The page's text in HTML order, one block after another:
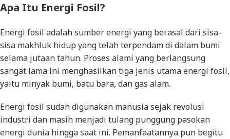
Apa Itu Energi Fosil?
Energi fosil adalah sumber energi yang berasal dari sisa-
sisa makhluk hidup yang telah terpendam di dalam bumi
selama jutaan tahun. Proses alami yang berlangsung
sangat lama ini menghasilkan tiga jenis utama energi fosil,
yaitu minyak bumi, batu bara, dan gas alam.
Energi fosil sudah digunakan manusia sejak revolusi
industri dan masih menjadi tulang punggung pasokan
energi dunia hingga saat ini. Pemanfaatannya pun begitu